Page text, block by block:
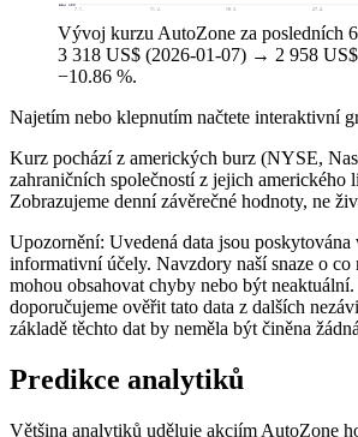
2 884 US$
7. 1. 11. 2. 18. 3. 27. 4.
Vývoj kurzu AutoZone za posledních
3 318 US$ (2026-01-07) → 2 958
−10.86 %.
Najetím nebo klepnutím načtete interaktivní
Kurz pochází z amerických burz (NYSE,
zahraničních společností z jejich
Zobrazujeme denní závěrečné hodnoty, ne
Upozornění: Uvedená data jsou poskytována
informativní účely. Navzdory naší snaze o co
mohou obsahovat chyby nebo být
doporučujeme ověřit tato data z dalších
základě těchto dat by neměla být činěna
Predikce analytiků
Většina analytiků uděluje akciím AutoZone